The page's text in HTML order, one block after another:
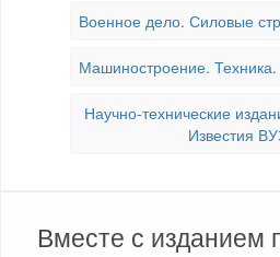
Военное дело. Силовые
Машиностроение.
Научно-технические
Известия
Вместе с изданием